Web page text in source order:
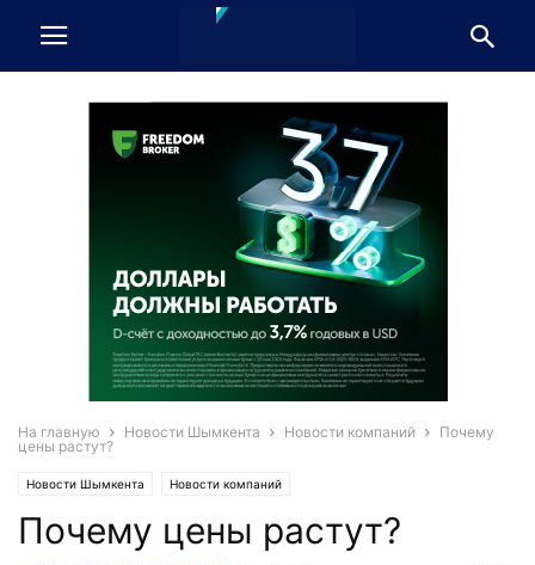
На главную Новости Шымкента Новости компаний
Почему
цены растут?
Новости Шымкента Новости компаний
Почему цены растут?